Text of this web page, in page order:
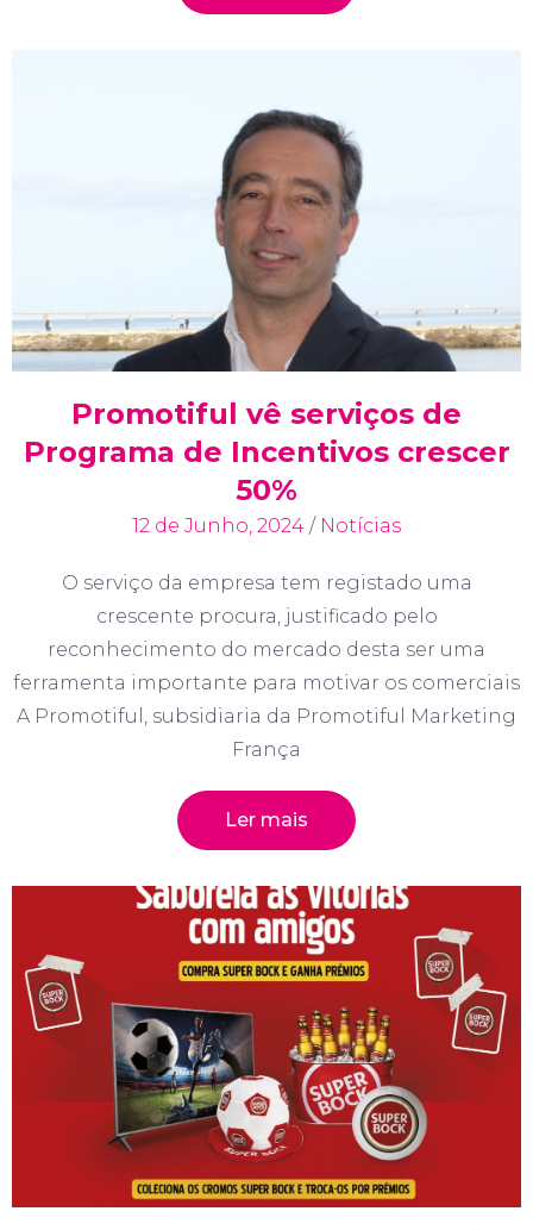
Promotiful vê serviços de
Programa de Incentivos crescer
50%
12 de Junho, 2024 / Notícias
O serviço da empresa tem registado uma
crescente procura, justificado pelo
reconhecimento do mercado desta ser uma
ferramenta importante para motivar os comerciais
A Promotiful, subsidiaria da Promotiful Marketing
França
Ler mais